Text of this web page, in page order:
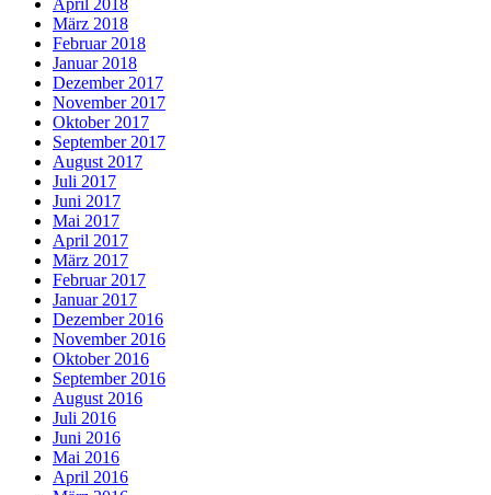
April 2018
März 2018
Februar 2018
Januar 2018
Dezember 2017
November 2017
Oktober 2017
September 2017
August 2017
Juli 2017
Juni 2017
Mai 2017
April 2017
März 2017
Februar 2017
Januar 2017
Dezember 2016
November 2016
Oktober 2016
September 2016
August 2016
Juli 2016
Juni 2016
Mai 2016
April 2016